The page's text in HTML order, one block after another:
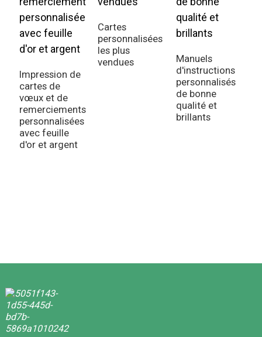
Impression de
cartes de
vœux et de
remerciements
personnalisées
avec feuille
d'or et argent
Cartes
personnalisées
les plus
vendues
Manuels
d'instructions
personnalisés
de bonne
qualité et
brillants